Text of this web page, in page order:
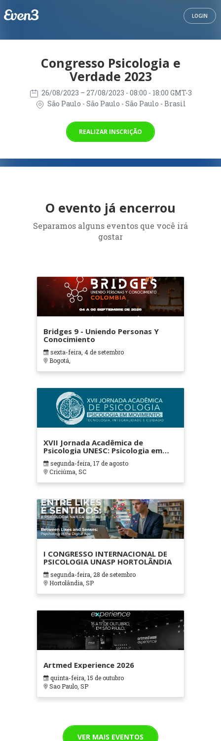
LOGIN
Congresso Psicologia e
Verdade 2023
26/08/2023 – 27/08/2023 - 08:00 - 18:00 GMT-3
São Paulo - São Paulo - São Paulo - Brasil
REALIZAR INSCRIÇÃO
O evento já encerrou
Separamos alguns eventos que você irá
gostar
Bridges 9 - Uniendo Personas Y
Conocimiento
sexta-feira, 4 de setembro
Bogotá,
XVII Jornada Acadêmica de
Psicologia UNESC: Psicologia em
movimento: tecnologia,
integralidade e cuidado
segunda-feira, 17 de agosto
Criciúma, SC
I CONGRESSO INTERNACIONAL DE
PSICOLOGIA UNASP HORTOLÂNDIA
segunda-feira, 28 de setembro
Hortolândia, SP
Artmed Experience 2026
quinta-feira, 15 de outubro
Sao Paulo, SP
VER MAIS EVENTOS